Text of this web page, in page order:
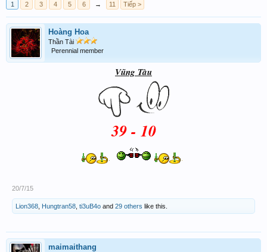
1 2 3 4 5 6 → 11 Tiếp >
Hoàng Hoa
Thần Tài
Perennial member
Vũng Tàu
39 - 10
20/7/15
Lion368 Hungtran58 ti3uB4o and 29 others like this.
maimaithang